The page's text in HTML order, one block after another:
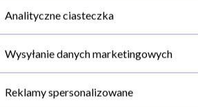
Peppa Wiem i ja 1 Litery
Cena:5,99PLN
Świnka
Analityczne ciasteczka
Wysyłanie danych marketingowych
Reklamy spersonalizowane